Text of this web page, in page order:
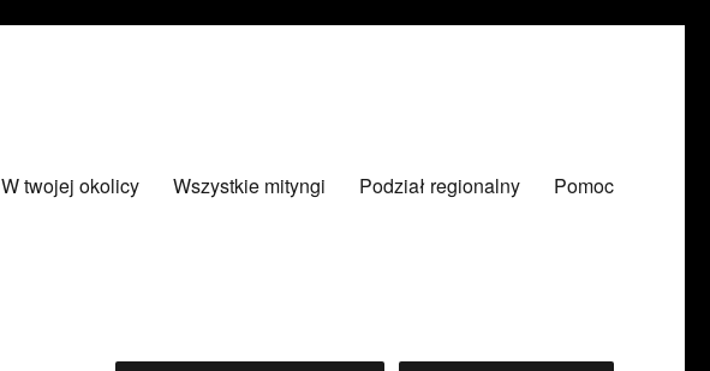
W twojej okolicy Wszystkie mityngi Podział regionalny Pomoc